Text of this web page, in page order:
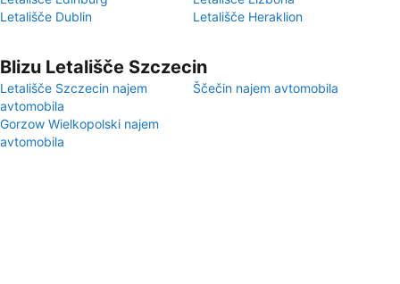
Letališče Dublin
Letališče Heraklion
Blizu Letališče Szczecin
Letališče Szczecin najem
avtomobila
Ščečin najem avtomobila
Gorzow Wielkopolski najem
avtomobila